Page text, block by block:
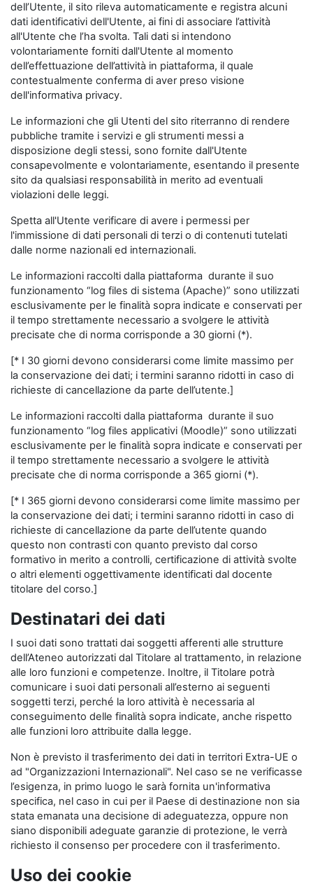
dell’Utente, il sito rileva automaticamente e registra alcuni
dati identificativi dell'Utente, ai fini di associare l’attività
all'Utente che l’ha svolta. Tali dati si intendono
volontariamente forniti dall'Utente al momento
dell’effettuazione dell’attività in piattaforma, il quale
contestualmente conferma di aver preso visione
dell'informativa privacy.
Le informazioni che gli Utenti del sito riterranno di rendere
pubbliche tramite i servizi e gli strumenti messi a
disposizione degli stessi, sono fornite dall'Utente
consapevolmente e volontariamente, esentando il presente
sito da qualsiasi responsabilità in merito ad eventuali
violazioni delle leggi.
Spetta all'Utente verificare di avere i permessi per
l'immissione di dati personali di terzi o di contenuti tutelati
dalle norme nazionali ed internazionali.
Le informazioni raccolti dalla piattaforma durante il suo
funzionamento “log files di sistema (Apache)” sono utilizzati
esclusivamente per le finalità sopra indicate e conservati per
il tempo strettamente necessario a svolgere le attività
precisate che di norma corrisponde a 30 giorni (*).
[* I 30 giorni devono considerarsi come limite massimo per
la conservazione dei dati; i termini saranno ridotti in caso di
richieste di cancellazione da parte dell’utente.]
Le informazioni raccolti dalla piattaforma durante il suo
funzionamento “log files applicativi (Moodle)” sono utilizzati
esclusivamente per le finalità sopra indicate e conservati per
il tempo strettamente necessario a svolgere le attività
precisate che di norma corrisponde a 365 giorni (*).
[* I 365 giorni devono considerarsi come limite massimo per
la conservazione dei dati; i termini saranno ridotti in caso di
richieste di cancellazione da parte dell’utente quando
questo non contrasti con quanto previsto dal corso
formativo in merito a controlli, certificazione di attività svolte
o altri elementi oggettivamente identificati dal docente
titolare del corso.]
Destinatari dei dati
I suoi dati sono trattati dai soggetti afferenti alle strutture
dell’Ateneo autorizzati dal Titolare al trattamento, in relazione
alle loro funzioni e competenze. Inoltre, il Titolare potrà
comunicare i suoi dati personali all’esterno ai seguenti
soggetti terzi, perché la loro attività è necessaria al
conseguimento delle finalità sopra indicate, anche rispetto
alle funzioni loro attribuite dalla legge.
Non è previsto il trasferimento dei dati in territori Extra-UE o
ad "Organizzazioni Internazionali". Nel caso se ne verificasse
l’esigenza, in primo luogo le sarà fornita un'informativa
specifica, nel caso in cui per il Paese di destinazione non sia
stata emanata una decisione di adeguatezza, oppure non
siano disponibili adeguate garanzie di protezione, le verrà
richiesto il consenso per procedere con il trasferimento.
Uso dei cookie